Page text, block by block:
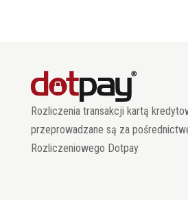
Rozliczenia transakcji kartą
przeprowadzane są za
Rozliczeniowego Dotpay